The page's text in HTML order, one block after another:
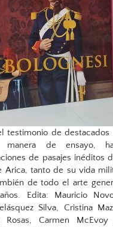
testimonio de destacados
de ensayo,
de pasajes inéditos
Arica, tanto de su vida
de todo el arte
Edita: Mauricio
Silva, Cristina
Rosas, Carmen